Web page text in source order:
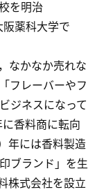
を明治
薬科大学で
なかなか売れな
フレーバーやフ
ジネスになって
香料商に転向
年には香料製造
ブランド」を生
株式会社を設立